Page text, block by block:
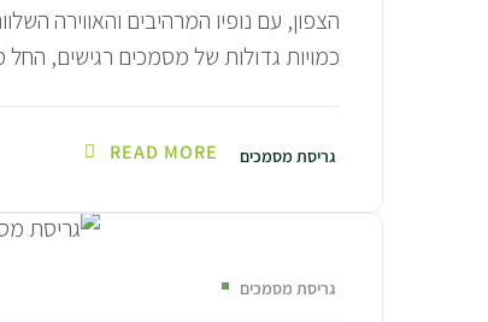
הצפון, עם נופיו המרהיבים והאווירה
כמויות גדולות של מסמכים רגישים,
גריסת מסמכים READ MORE
גריסת מסמכים